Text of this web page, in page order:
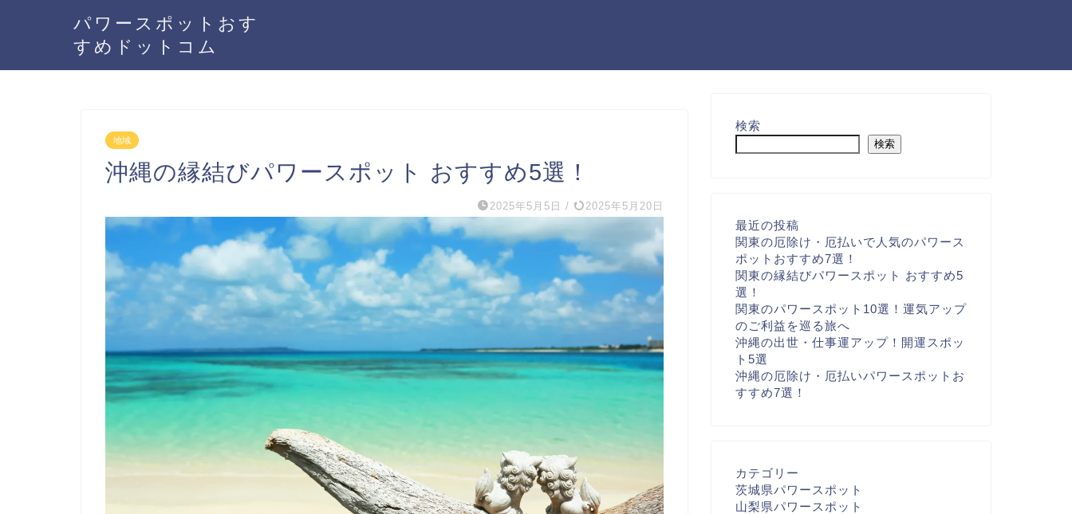
パワースポットおす
すめドットコム
地域
沖縄の縁結びパワースポット おすすめ5選！
2025年5月5日 / 2025年5月20日
検索
検索
最近の投稿
関東の厄除け・厄払いで人気のパワース
ポットおすすめ7選！
関東の縁結びパワースポット おすすめ5
選！
関東のパワースポット10選！運気アップ
のご利益を巡る旅へ
沖縄の出世・仕事運アップ！開運スポッ
ト5選
沖縄の厄除け・厄払いパワースポットお
すすめ7選！
カテゴリー
茨城県パワースポット
山梨県パワースポット